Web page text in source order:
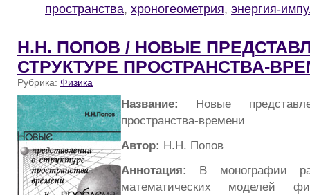
пространства, хроногеометрия, энергия-
Н.Н. ПОПОВ / НОВЫЕ
СТРУКТУРЕ ПРОСТРАНСТВА-
Рубрика: Физика
Название: Новые
пространства-времени
Автор: Н.Н. Попов
Аннотация: В монографии
математических моделей